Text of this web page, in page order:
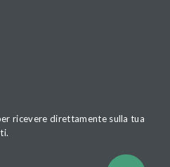
ricevere direttamente sulla tua